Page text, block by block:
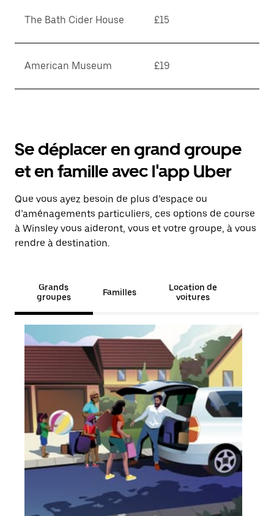
The Bath Cider House £15
American Museum £19
Se déplacer en grand groupe
et en famille avec l'app Uber
Que vous ayez besoin de plus d’espace ou
d’aménagements particuliers, ces options de course
à Winsley vous aideront, vous et votre groupe, à vous
rendre à destination.
Grands
groupes
Familles
Location de
voitures